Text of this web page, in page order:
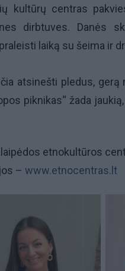
kultūrų centras
dirbtuves. Danės
laiką su šeima ir
atsinešti pledus,
piknikas“ žada
etnokultūros
– www.etnocentras.lt